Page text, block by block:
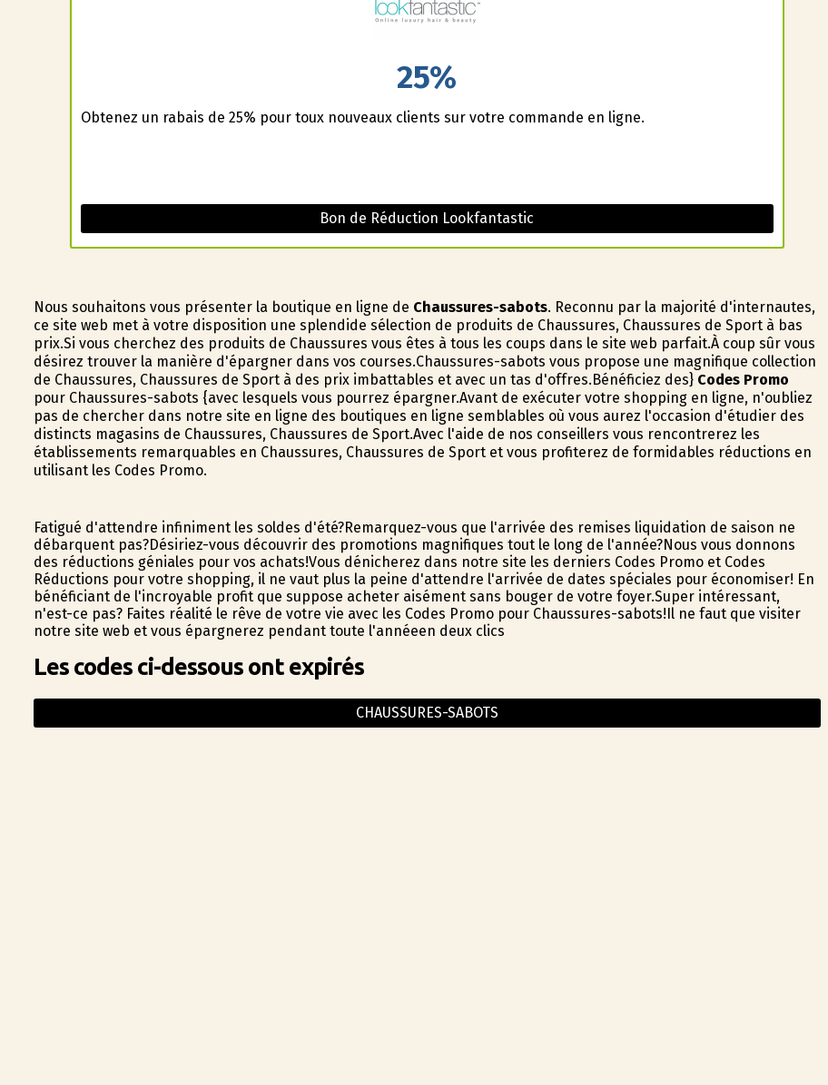
25%
Obtenez un rabais de 25% pour toux nouveaux clients sur votre commande en ligne.
Bon de Réduction Lookfantastic
Nous souhaitons vous présenter la boutique en ligne de Chaussures-sabots. Reconnu par la majorité d'internautes,
ce site web met à votre disposition une splendide sélection de produits de Chaussures, Chaussures de Sport à bas
prix.Si vous cherchez des produits de Chaussures vous êtes à tous les coups dans le site web parfait.À coup sûr vous
désirez trouver la manière d'épargner dans vos courses.Chaussures-sabots vous propose une magnifique collection
de Chaussures, Chaussures de Sport à des prix imbattables et avec un tas d'offres.Bénéficiez des} Codes Promo
pour Chaussures-sabots {avec lesquels vous pourrez épargner.Avant de exécuter votre shopping en ligne, n'oubliez
pas de chercher dans notre site en ligne des boutiques en ligne semblables où vous aurez l'occasion d'étudier des
distincts magasins de Chaussures, Chaussures de Sport.Avec l'aide de nos conseillers vous rencontrerez les
établissements remarquables en Chaussures, Chaussures de Sport et vous profiterez de formidables réductions en
utilisant les Codes Promo.
Fatigué d'attendre infiniment les soldes d'été?Remarquez-vous que l'arrivée des remises liquidation de saison ne
débarquent pas?Désiriez-vous découvrir des promotions magnifiques tout le long de l'année?Nous vous donnons
des réductions géniales pour vos achats!Vous dénicherez dans notre site les derniers Codes Promo et Codes
Réductions pour votre shopping, il ne vaut plus la peine d'attendre l'arrivée de dates spéciales pour économiser! En
bénéficiant de l'incroyable profit que suppose acheter aisément sans bouger de votre foyer.Super intéressant,
n'est-ce pas? Faites réalité le rêve de votre vie avec les Codes Promo pour Chaussures-sabots!Il ne faut que visiter
notre site web et vous épargnerez pendant toute l'annéeen deux clics
Les codes ci-dessous ont expirés
CHAUSSURES-SABOTS